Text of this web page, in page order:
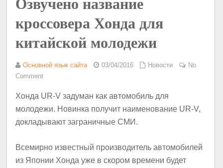
Озвучено название
кроссовера Хонда для
китайской молодежи
Основной язык сайта 03/04/2016 Новости
No
Comment
Хонда UR-V задуман как автомобиль для
молодежи. Новинка получит наименование UR-V,
докладывают заграничные СМИ.
Всемирно известный производитель автомобилей
из Японии Хонда уже в скором времени будет